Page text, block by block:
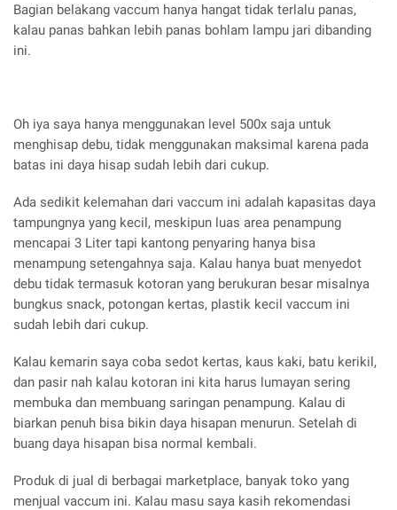
Bagian belakang vaccum hanya hangat tidak terlalu panas,
kalau panas bahkan lebih panas bohlam lampu jari dibanding
ini.
Oh iya saya hanya menggunakan level 500x saja untuk
menghisap debu, tidak menggunakan maksimal karena pada
batas ini daya hisap sudah lebih dari cukup.
Ada sedikit kelemahan dari vaccum ini adalah kapasitas daya
tampungnya yang kecil, meskipun luas area penampung
mencapai 3 Liter tapi kantong penyaring hanya bisa
menampung setengahnya saja. Kalau hanya buat menyedot
debu tidak termasuk kotoran yang berukuran besar misalnya
bungkus snack, potongan kertas, plastik kecil vaccum ini
sudah lebih dari cukup.
Kalau kemarin saya coba sedot kertas, kaus kaki, batu kerikil,
dan pasir nah kalau kotoran ini kita harus lumayan sering
membuka dan membuang saringan penampung. Kalau di
biarkan penuh bisa bikin daya hisapan menurun. Setelah di
buang daya hisapan bisa normal kembali.
Produk di jual di berbagai marketplace, banyak toko yang
menjual vaccum ini. Kalau masu saya kasih rekomendasi